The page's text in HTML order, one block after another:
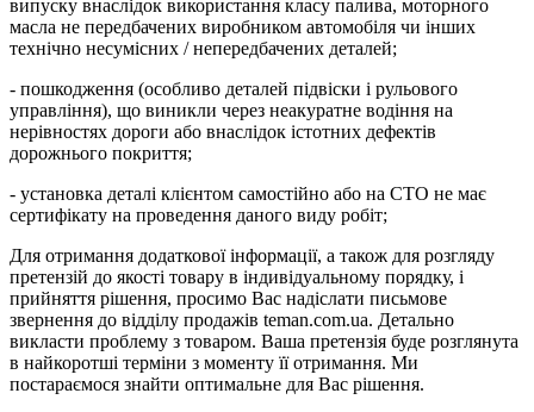
випуску внаслідок використання класу палива, моторного
масла не передбачених виробником автомобіля чи інших
технічно несумісних / непередбачених деталей;
- пошкодження (особливо деталей підвіски і рульового
управління), що виникли через неакуратне водіння на
нерівностях дороги або внаслідок істотних дефектів
дорожнього покриття;
- установка деталі клієнтом самостійно або на СТО не має
сертифікату на проведення даного виду робіт;
Для отримання додаткової інформації, а також для розгляду
претензій до якості товару в індивідуальному порядку, і
прийняття рішення, просимо Вас надіслати письмове
звернення до відділу продажів teman.com.ua. Детально
викласти проблему з товаром. Ваша претензія буде розглянута
в найкоротші терміни з моменту її отримання. Ми
постараємося знайти оптимальне для Вас рішення.